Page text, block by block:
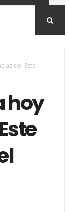
del Este
hoy